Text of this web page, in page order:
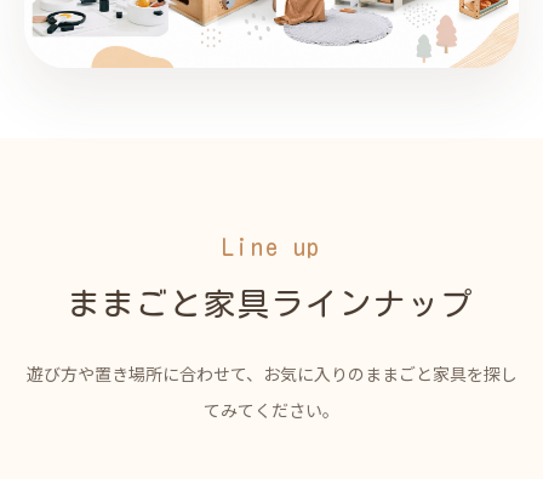
Line up
ままごと家具ラインナップ
遊び方や置き場所に合わせて、お気に入りのままごと家具を探し
てみてください。